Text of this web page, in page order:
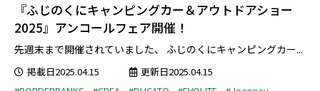
『ふじのくにキャンピングカー＆アウトドアショー
2025』アンコールフェア開催！
先週末まで開催されていました、 ふじのくにキャンピングカー...
掲載日2025.04.15
更新日2025.04.15